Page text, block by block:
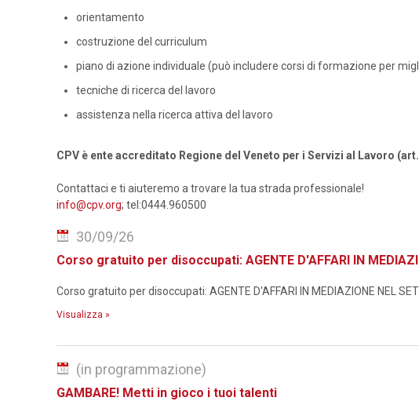
orientamento
costruzione del curriculum
piano di azione individuale (può includere corsi di formazione per
tecniche di ricerca del lavoro
assistenza nella ricerca attiva del lavoro
CPV è ente accreditato Regione del Veneto per i Servizi al Lavoro
Contattaci e ti aiuteremo a trovare la tua strada professionale!
info@cpv.org; tel:0444.960500
Corso gratuito per disoccupati: AGENTE D'AFFARI IN
Corso gratuito per disoccupati: AGENTE D'AFFARI IN MEDIAZIONE NEL
Visualizza »
30/09/26
GAMBARE! Metti in gioco i tuoi talenti
(in programmazione)